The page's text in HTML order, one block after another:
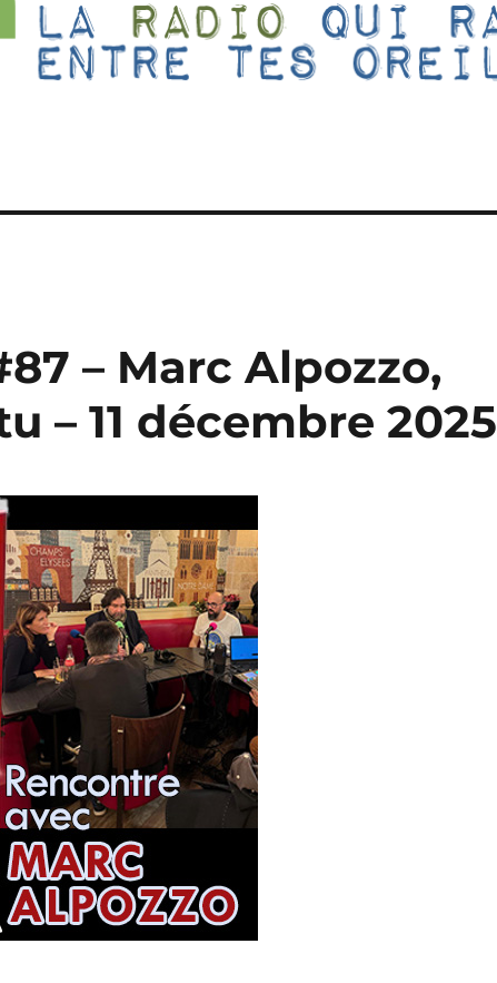
– Marc Alpozzo,
– 11 décembre 2025